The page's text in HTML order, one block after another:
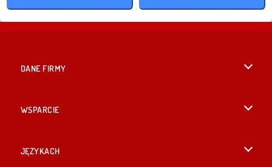
DANE FIRMY
WSPARCIE
JĘZYKACH